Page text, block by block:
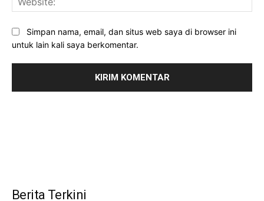
Simpan nama, email, dan situs web saya di browser ini
untuk lain kali saya berkomentar.
Berita Terkini